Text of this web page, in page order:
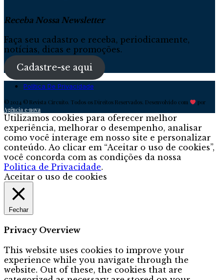
Receba Nossa Newsletter
Faça seu cadastro e receba, periodicamente,
notícias, dicas e promoções.
Cadastre-se aqui
Política De Privacidade
© 2024 © Revista Circuito. Todos os Direitos Reservados. Desenvolvido com
por
Agência e-nova
Utilizamos cookies para oferecer melhor
experiência, melhorar o desempenho, analisar
como você interage em nosso site e personalizar
conteúdo. Ao clicar em “Aceitar o uso de cookies”,
você concorda com as condições da nossa
Politica de Privacidade.
Aceitar o uso de cookies
Fechar
Privacy Overview
This website uses cookies to improve your
experience while you navigate through the
website. Out of these, the cookies that are